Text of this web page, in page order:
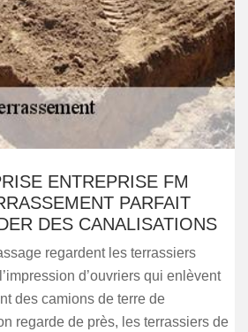
ENTREPRISE FM
PARFAIT
DES CANALISATIONS
regardent les terrassiers
d’ouvriers qui enlèvent
des camions de terre de
regarde de près, les terrassiers de